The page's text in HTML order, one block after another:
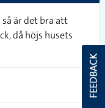
är det bra att
då höjs husets
FEEDBACK